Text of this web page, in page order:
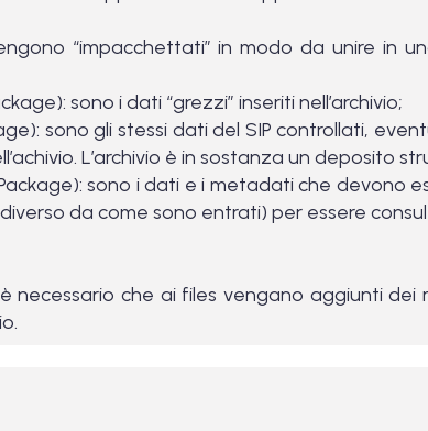
“impacchettati” in modo da unire in
sono i dati “grezzi” inseriti nell’archivio;
sono gli stessi dati del SIP controllati,
L’archivio è in sostanza un deposito
sono i dati e i metadati che devono
da come sono entrati) per essere
necessario che ai files vengano aggiunti